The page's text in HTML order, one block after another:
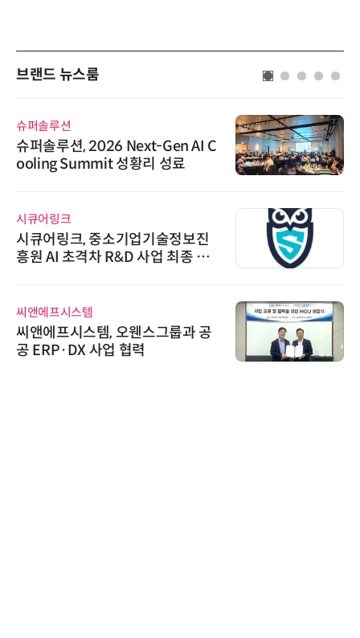
브랜드 뉴스룸
슈퍼솔루션
슈퍼솔루션, 2026 Next-Gen AI C
ooling Summit 성황리 성료
시큐어링크
시큐어링크, 중소기업기술정보진
흥원 AI 초격차 R&D 사업 최종 선
씨앤에프시스템
씨앤에프시스템, 오웬스그룹과 공
공 ERP·DX 사업 협력